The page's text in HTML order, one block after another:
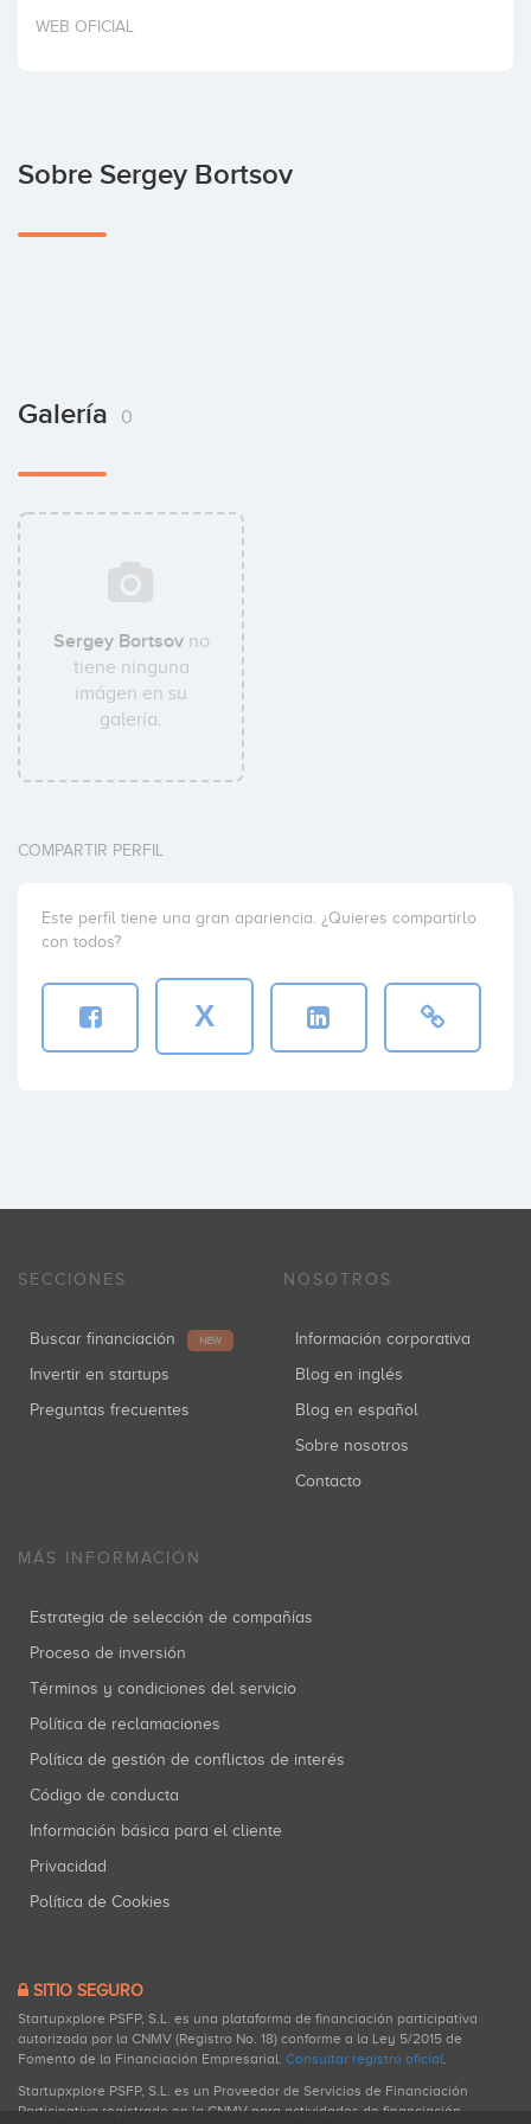
Invertir
WEB OFICIAL
Sobre Sergey Bortsov
Galería 0
Sergey Bortsovno
tiene ninguna
imágen en su
galería.
COMPARTIR PERFIL
Este perfil tiene una gran apariencia. ¿Quieres compartirlo
con todos?
X
SECCIONES
Buscar financiación NEW
Invertir en startups
Preguntas frecuentes
NOSOTROS
Información corporativa
Blog en inglés
Blog en español
Sobre nosotros
Contacto
MÁS INFORMACIÓN
Estrategia de selección de compañías
Proceso de inversión
Términos y condiciones del servicio
Política de reclamaciones
Política de gestión de conflictos de interés
Código de conducta
Información básica para el cliente
Privacidad
Política de Cookies
SITIO SEGURO
Startupxplore PSFP, S.L. es una plataforma de financiación participativa
autorizada por la CNMV (Registro No. 18) conforme a la Ley 5/2015 de
Fomento de la Financiación Empresarial. Consultar registro oficial.
Startupxplore PSFP, S.L. es un Proveedor de Servicios de Financiación
Participativa registrado en la CNMV para actividades de financiación